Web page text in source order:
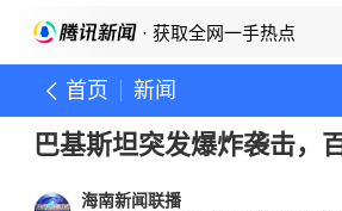
· 获取全网一手热点
首页 新闻
巴基斯坦突发爆炸袭击，
海南新闻联播